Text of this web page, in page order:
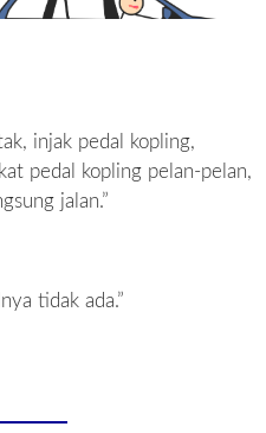
injak pedal kopling,
pedal kopling pelan-pelan,
jalan.”
tidak ada.”